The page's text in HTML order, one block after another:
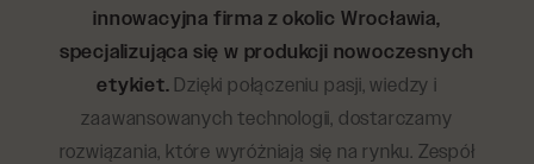
innowacyjna firma z okolic Wrocławia,
specjalizująca się w produkcji nowoczesnych
etykiet. Dzięki połączeniu pasji, wiedzy i
zaawansowanych technologii, dostarczamy
rozwiązania, które wyróżniają się na rynku. Zespół